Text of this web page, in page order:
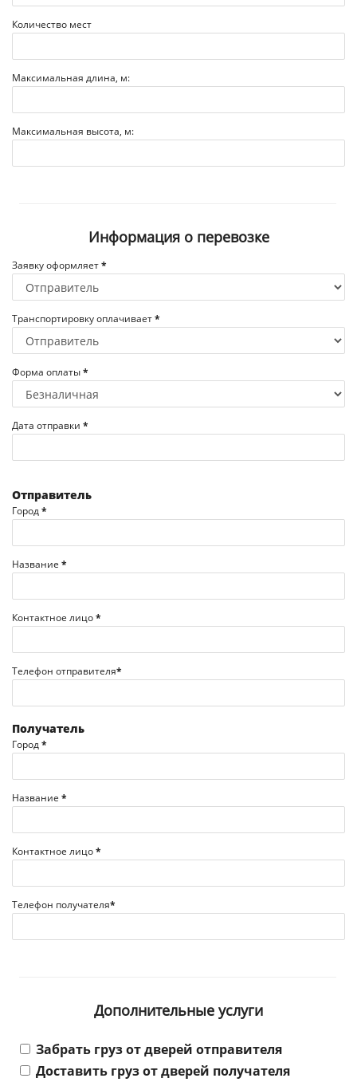
Количество мест
Максимальная длина, м:
Максимальная высота, м:
Информация о перевозке
Заявку оформляет*
Транспортировку оплачивает*
Форма оплаты*
Дата отправки *
Отправитель
Город*
Название *
Контактное лицо*
Телефон отправителя*
Получатель
Город*
Название *
Контактное лицо*
Телефон получателя*
Дополнительные услуги
Забрать груз от дверей отправителя
Доставить груз от дверей получателя